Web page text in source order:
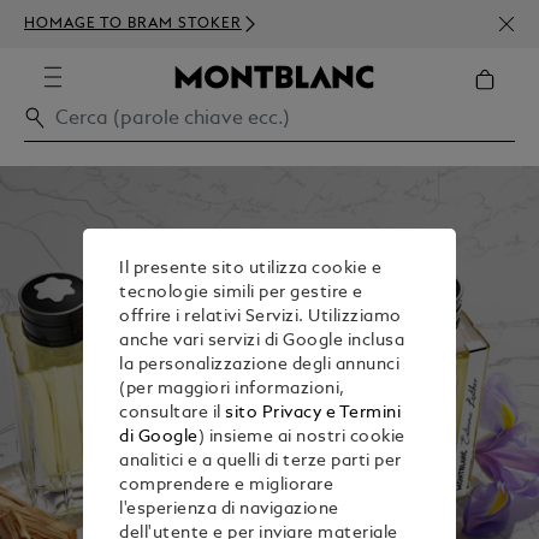
HOMAGE TO BRAM STOKER
Il presente sito utilizza cookie e
tecnologie simili per gestire e
offrire i relativi Servizi. Utilizziamo
anche vari servizi di Google inclusa
la personalizzazione degli annunci
(per maggiori informazioni,
consultare ilsito Privacy e Termini
di Google) insieme ai nostri cookie
analitici e a quelli di terze parti per
comprendere e migliorare
l'esperienza di navigazione
dell'utente e per inviare materiale